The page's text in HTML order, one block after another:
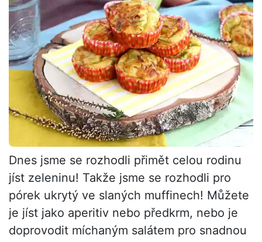
Dnes jsme se rozhodli přimět celou rodinu
jíst zeleninu! Takže jsme se rozhodli pro
pórek ukrytý ve slaných muffinech! Můžete
je jíst jako aperitiv nebo předkrm, nebo je
doprovodit míchaným salátem pro snadnou